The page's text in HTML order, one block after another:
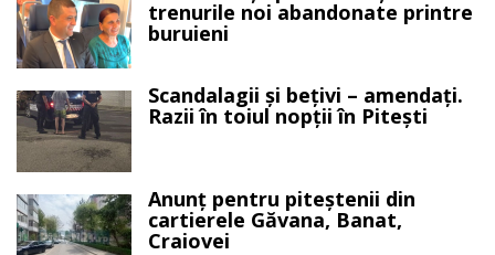
trenurile noi abandonate printre
buruieni
Scandalagii și bețivi – amendați.
Razii în toiul nopții în Pitești
Anunț pentru piteștenii din
cartierele Găvana, Banat,
Craiovei